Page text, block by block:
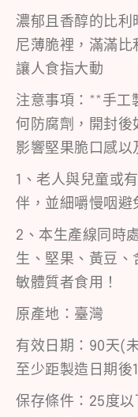
濃郁且香醇的比利
尼薄脆裡，滿滿比
讓人食指大動
注意事項：**手工
何防腐劑，開封後
影響堅果脆口感以
1、老人與兒童或
伴，並細嚼慢咽避
2、本生產線同時
生、堅果、黃豆、
敏體質者食用！
原產地：臺灣
有效日期：90天(
至少距製造日期後
保存條件：25度